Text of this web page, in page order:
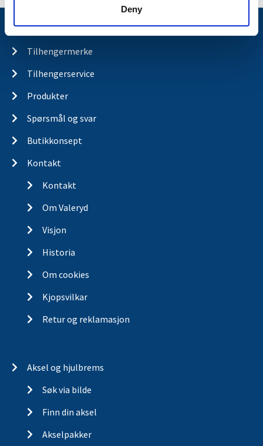
Deny
Nyheter
Tilhengermerke
Tilhengerservice
Produkter
Spørsmål og svar
Butikkonsept
Kontakt
Kontakt
Om Valeryd
Visjon
Historia
Om cookies
Kjopsvilkar
Retur og reklamasjon
Aksel og hjulbrems
Søk via bilde
Finn din aksel
Akselpakker